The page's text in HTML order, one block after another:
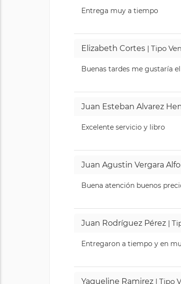
Entrega muy a tiempo
Elizabeth Cortes | Tipo
Buenas tardes me gustaría
Juan Esteban Alvarez
Excelente servicio y libro
Juan Agustin Vergara
Buena atención buenos
Juan Rodríguez Pérez |
Entregaron a tiempo y en
Yaqueline Ramirez | Tipo